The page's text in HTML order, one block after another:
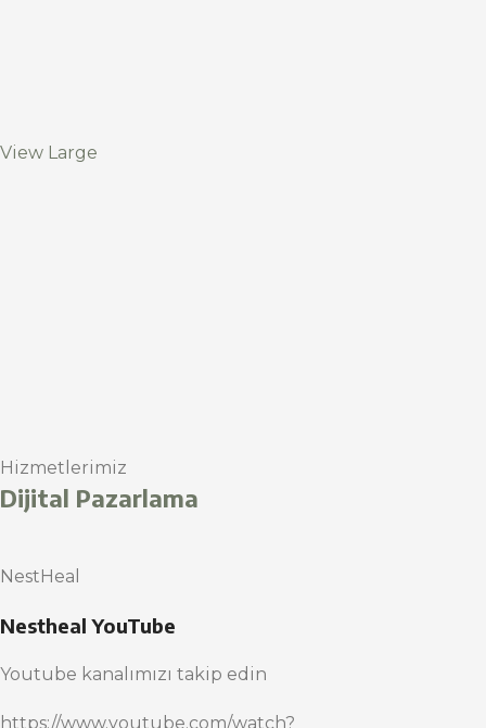
View Large
Hizmetlerimiz
Dijital Pazarlama
NestHeal
Nestheal YouTube
Youtube kanalımızı takip edin
https://www.youtube.com/watch?